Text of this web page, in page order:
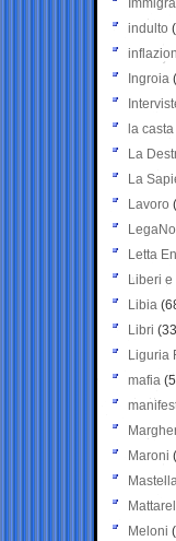
indulto
Ingroia
la casta
La
La
Lavoro
Letta
Liberi
Libia
Libri
Liguria
mafia
Maroni
Meloni